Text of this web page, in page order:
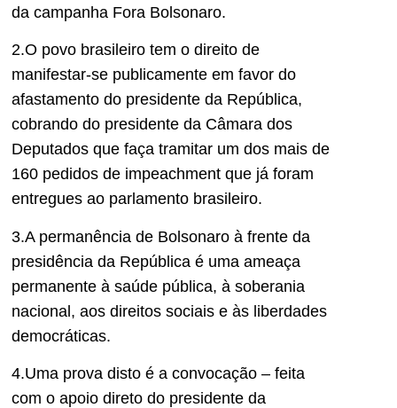
da campanha Fora Bolsonaro.
2.O povo brasileiro tem o direito de
manifestar-se publicamente em favor do
afastamento do presidente da República,
cobrando do presidente da Câmara dos
Deputados que faça tramitar um dos mais de
160 pedidos de impeachment que já foram
entregues ao parlamento brasileiro.
3.A permanência de Bolsonaro à frente da
presidência da República é uma ameaça
permanente à saúde pública, à soberania
nacional, aos direitos sociais e às liberdades
democráticas.
4.Uma prova disto é a convocação – feita
com o apoio direto do presidente da